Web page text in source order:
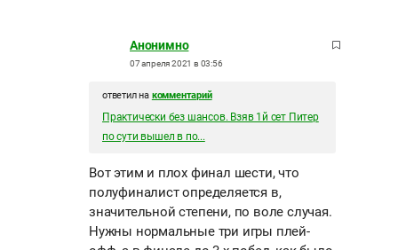
Анонимно
07 апреля 2021 в 03:56
ответил на комментарий
Практически без шансов. Взяв 1й сет Питер
по сути вышел в по...
Вот этим и плох финал шести, что
полуфиналист определяется в,
значительной степени, по воле случая.
Нужны нормальные три игры плей-